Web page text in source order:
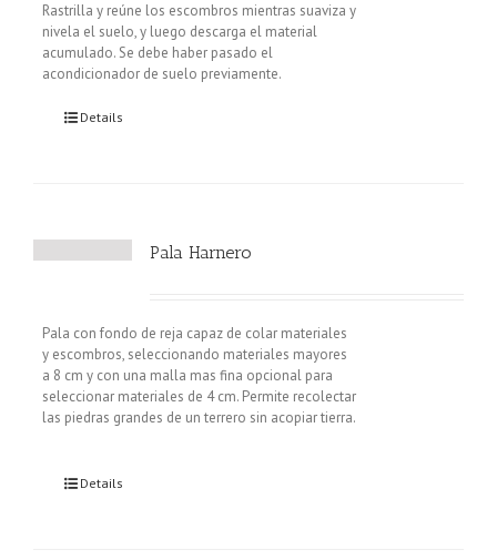
Rastrilla y reúne los escombros mientras suaviza y
nivela el suelo, y luego descarga el material
acumulado. Se debe haber pasado el
acondicionador de suelo previamente.
Details
Pala Harnero
Pala con fondo de reja capaz de colar materiales
y escombros, seleccionando materiales mayores
a 8 cm y con una malla mas fina opcional para
seleccionar materiales de 4 cm. Permite recolectar
las piedras grandes de un terrero sin acopiar tierra.
Details